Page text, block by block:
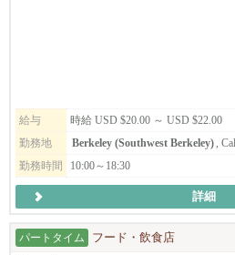
ention to detail, organizational skills, time
a, and problem-solving abilities, with an
給与
時給 USD $20.00 ～ USD $22.00
勤務地
Berkeley (Southwest Berkeley),
勤務時間
10:00～18:30
詳細
パートタイム フード・飲食店